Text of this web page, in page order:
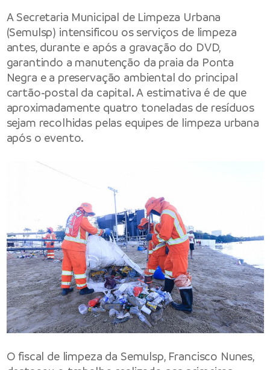
A Secretaria Municipal de Limpeza Urbana
(Semulsp) intensificou os serviços de limpeza
antes, durante e após a gravação do DVD,
garantindo a manutenção da praia da Ponta
Negra e a preservação ambiental do principal
cartão-postal da capital. A estimativa é de que
aproximadamente quatro toneladas de resíduos
sejam recolhidas pelas equipes de limpeza urbana
após o evento.
O fiscal de limpeza da Semulsp, Francisco Nunes,